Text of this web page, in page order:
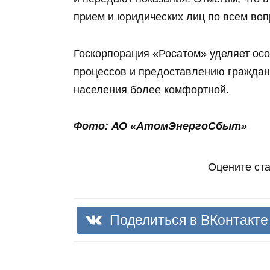
прием и юридических лиц по всем
Госкорпорация «Росатом» уделяет
процессов и предоставлению
населения более комфортной.
Фото: АО «АтомЭнергоСбыт»
Оцените
Поделиться в ВКонтакте